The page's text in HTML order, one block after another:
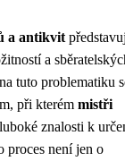
a antikvit
a
tuto problematiku
při kterém mistři
znalosti k
proces není jen o